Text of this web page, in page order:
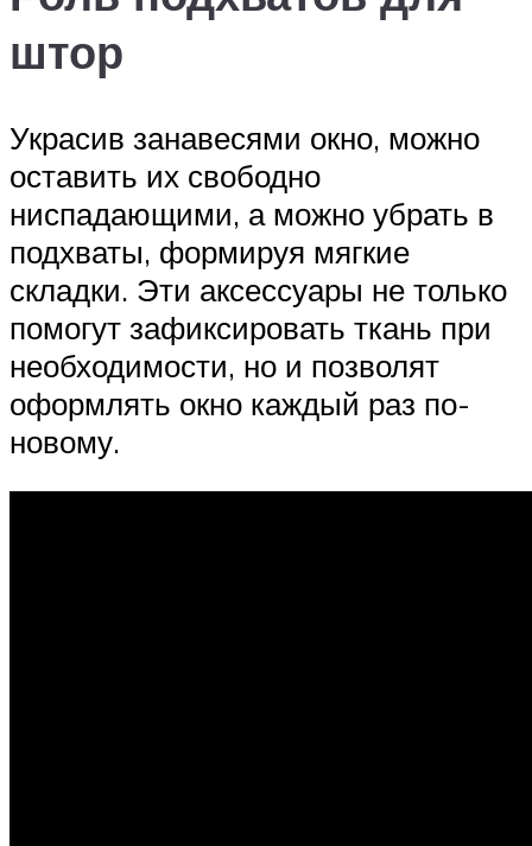
штор
Украсив занавесями окно, можно
оставить их свободно
ниспадающими, а можно убрать в
подхваты, формируя мягкие
складки. Эти аксессуары не только
помогут зафиксировать ткань при
необходимости, но и позволят
оформлять окно каждый раз по-
новому.